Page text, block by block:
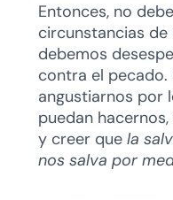
Entonces, no
circunstancias de
debemos
contra el pecado.
angustiarnos por
puedan
y creer que la
nos salva por